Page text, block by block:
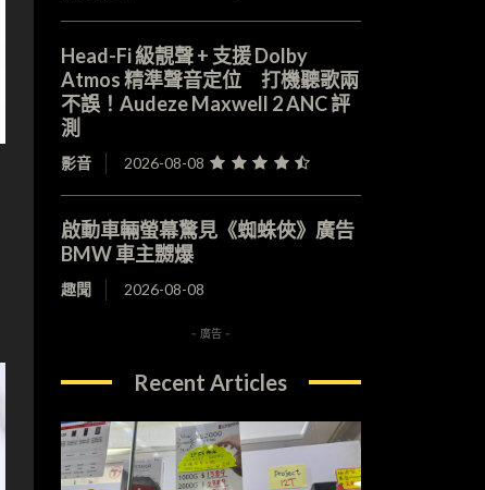
Head-Fi 級靚聲 + 支援 Dolby
Atmos 精準聲音定位 打機聽歌兩
不誤！Audeze Maxwell 2 ANC 評
測
影音 2026-08-08
啟動車輛螢幕驚見《蜘蛛俠》廣告
BMW 車主嬲爆
趣聞 2026-08-08
- 廣告 -
Recent Articles